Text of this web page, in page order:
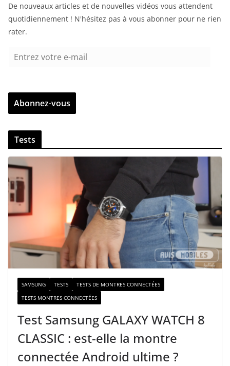
De nouveaux articles et de nouvelles vidéos vous attendent
quotidiennement ! N'hésitez pas à vous abonner pour ne rien
rater.
r
z
v
t
r
e
e
m
i
Abonnez-vous
Tests
SAMSUNG TESTS
TESTS DE MONTRES CONNECTÉES
TESTS MONTRES CONNECTÉES
Test Samsung GALAXY WATCH 8
CLASSIC : est-elle la montre
connectée Android ultime ?